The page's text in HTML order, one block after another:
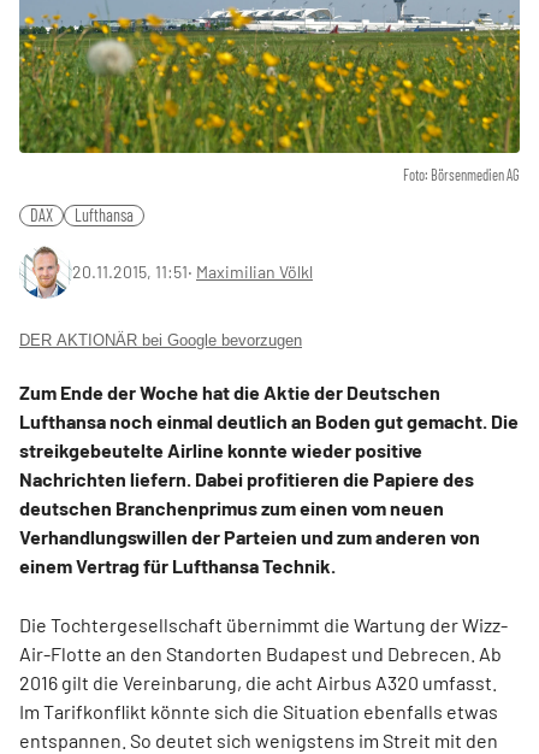
Foto: Börsenmedien AG
DAX Lufthansa
20.11.2015, 11:51‧ Maximilian Völkl
DER AKTIONÄR bei Google bevorzugen
Zum Ende der Woche hat die Aktie der Deutschen
Lufthansa noch einmal deutlich an Boden gut gemacht. Die
streikgebeutelte Airline konnte wieder positive
Nachrichten liefern. Dabei profitieren die Papiere des
deutschen Branchenprimus zum einen vom neuen
Verhandlungswillen der Parteien und zum anderen von
einem Vertrag für Lufthansa Technik.
Die Tochtergesellschaft übernimmt die Wartung der Wizz-
Air-Flotte an den Standorten Budapest und Debrecen. Ab
2016 gilt die Vereinbarung, die acht Airbus A320 umfasst.
Im Tarifkonflikt könnte sich die Situation ebenfalls etwas
entspannen. So deutet sich wenigstens im Streit mit den